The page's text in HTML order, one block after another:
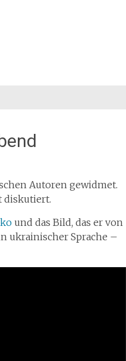
Autoren gewidmet.
diskutiert.
und das Bild, das er von
ukrainischer Sprache –